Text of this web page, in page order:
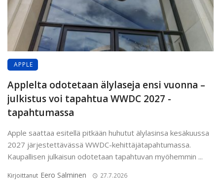
APPLE
Applelta odotetaan älylaseja ensi vuonna –
julkistus voi tapahtua WWDC 2027 -
tapahtumassa
Apple saattaa esitellä pitkään huhutut älylasinsa kesäkuussa
2027 järjestettävässä WWDC-kehittäjätapahtumassa.
Kaupallisen julkaisun odotetaan tapahtuvan myöhemmin ...
Kirjoittanut Eero Salminen 27.7.2026